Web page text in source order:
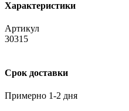
Характеристики
Артикул
30315
Срок доставки
Примерно 1-2 дня